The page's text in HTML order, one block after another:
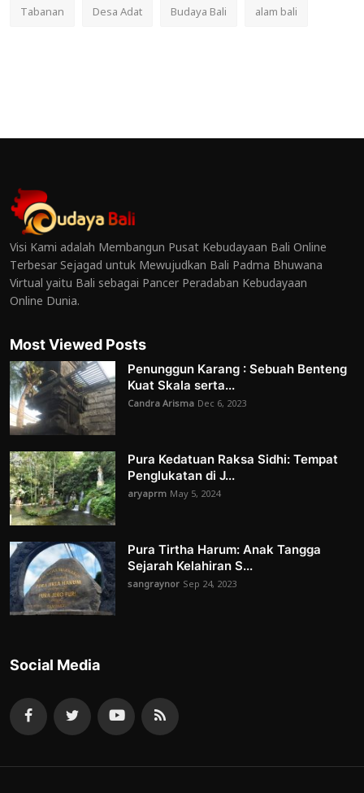
Tabanan
Desa Adat Budaya Bali alam bali
Visi Kami adalah Membangun Pusat Kebudayaan Bali Online
Terbesar Sejagad untuk Mewujudkan Bali Padma Bhuwana
Virtual yaitu Bali sebagai Pancer Peradaban Kebudayaan
Online Dunia.
Most Viewed Posts
Penunggun Karang : Sebuah Benteng
Kuat Skala serta...
Candra Arisma Dec 6, 2023
Pura Kedatuan Raksa Sidhi: Tempat
Penglukatan di J...
aryaprm May 5, 2024
Pura Tirtha Harum: Anak Tangga
Sejarah Kelahiran S...
sangraynor Sep 24, 2023
Social Media